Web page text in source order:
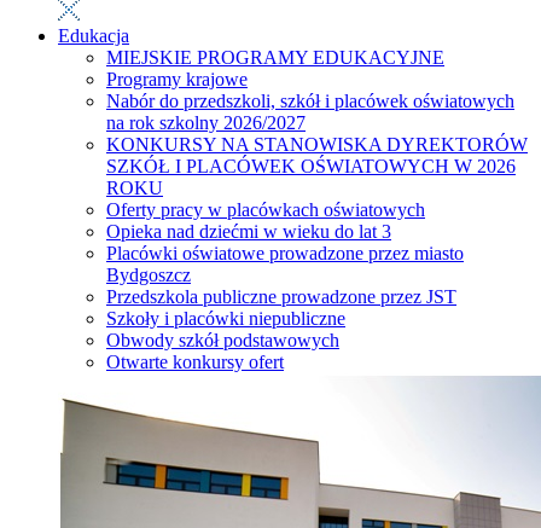
Edukacja
MIEJSKIE PROGRAMY EDUKACYJNE
Programy krajowe
Nabór do przedszkoli, szkół i placówek oświatowych
na rok szkolny 2026/2027
KONKURSY NA STANOWISKA DYREKTORÓW
SZKÓŁ I PLACÓWEK OŚWIATOWYCH W 2026
ROKU
Oferty pracy w placówkach oświatowych
Opieka nad dziećmi w wieku do lat 3
Placówki oświatowe prowadzone przez miasto
Bydgoszcz
Przedszkola publiczne prowadzone przez JST
Szkoły i placówki niepubliczne
Obwody szkół podstawowych
Otwarte konkursy ofert